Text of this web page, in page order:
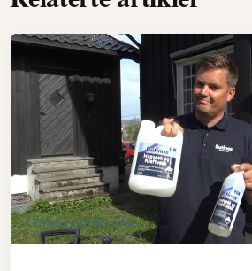
Vaske og male trehus